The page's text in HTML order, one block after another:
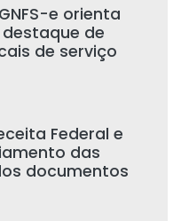
e orienta
de
de serviço
Federal e
das
documentos